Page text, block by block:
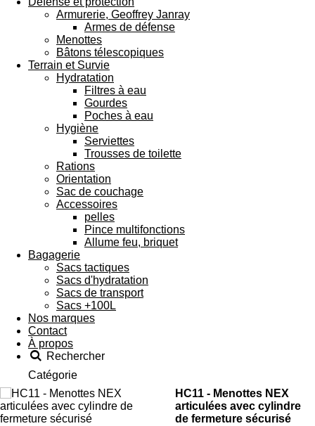
Armurerie, Geoffrey Janray
Armes de défense
Menottes
Bâtons télescopiques
Terrain et Survie
Hydratation
Filtres à eau
Gourdes
Poches à eau
Hygiène
Serviettes
Trousses de toilette
Rations
Orientation
Sac de couchage
Accessoires
pelles
Pince multifonctions
Allume feu, briquet
Bagagerie
Sacs tactiques
Sacs d'hydratation
Sacs de transport
Sacs +100L
Nos marques
Contact
À propos
Rechercher
Catégorie
HC11 - Menottes NEX
articulées avec cylindre
de fermeture sécurisé